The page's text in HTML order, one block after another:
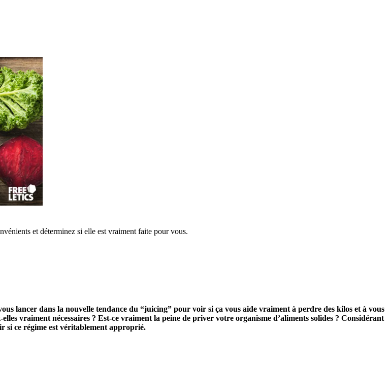
et déterminez si elle est vraiment faite pour vous.
lancer dans la nouvelle tendance du “juicing” pour voir si ça vous aide vraiment à perdre des kilos et à vous
vraiment nécessaires ? Est-ce vraiment la peine de priver votre organisme d’aliments solides ? Considérant
si ce régime est véritablement approprié.